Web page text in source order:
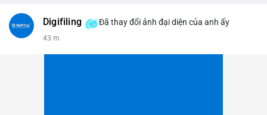
#vlikevn #titanbot
Digifiling Đã thay đổi ảnh đại diện của anh ấy
43 m